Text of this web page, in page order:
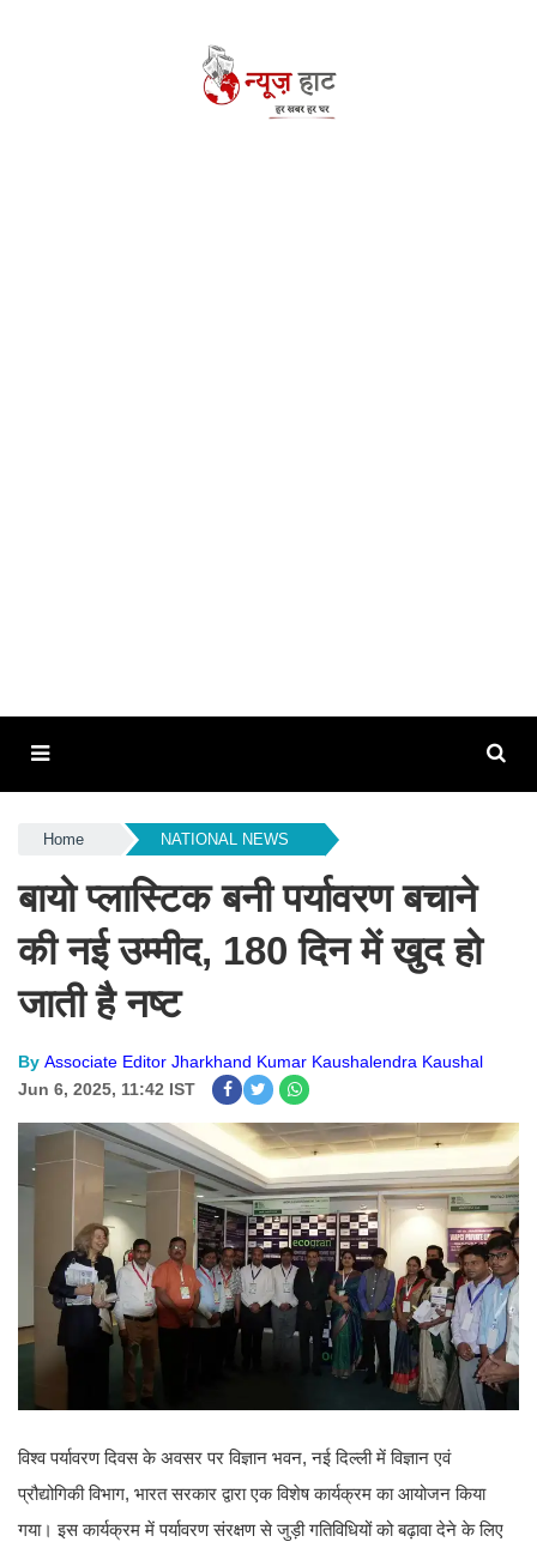
Home NATIONAL NEWS
बायो प्लास्टिक बनी पर्यावरण बचाने
की नई उम्मीद, 180 दिन में खुद हो
जाती है नष्ट
By Associate Editor Jharkhand Kumar Kaushalendra Kaushal
Jun 6, 2025, 11:42 IST
विश्व पर्यावरण दिवस के अवसर पर विज्ञान भवन, नई दिल्ली में विज्ञान एवं
प्रौद्योगिकी विभाग, भारत सरकार द्वारा एक विशेष कार्यक्रम का आयोजन किया
गया। इस कार्यक्रम में पर्यावरण संरक्षण से जुड़ी गतिविधियों को बढ़ावा देने के लिए